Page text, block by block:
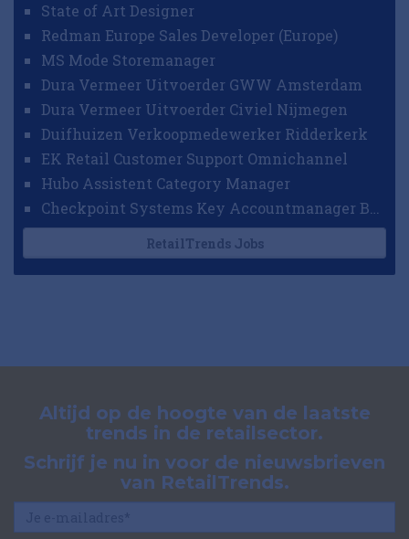
State of Art Designer
Redman Europe Sales Developer (Europe)
MS Mode Storemanager
Dura Vermeer Uitvoerder GWW Amsterdam
Dura Vermeer Uitvoerder Civiel Nijmegen
Duifhuizen Verkoopmedewerker Ridderkerk
EK Retail Customer Support Omnichannel
Hubo Assistent Category Manager
Checkpoint Systems Key Accountmanager Benelux
RetailTrends Jobs
Altijd op de hoogte van de laatste
trends in de retailsector.
Schrijf je nu in voor de nieuwsbrieven
van RetailTrends.